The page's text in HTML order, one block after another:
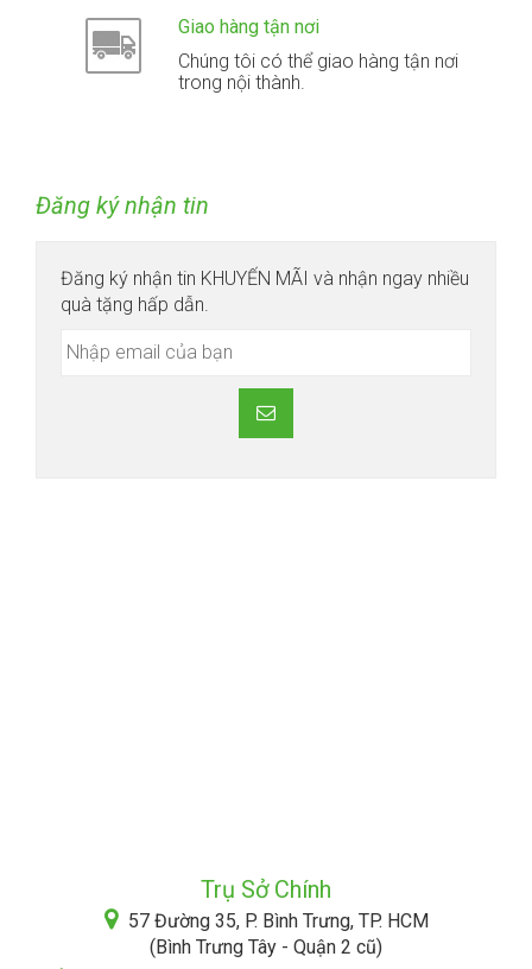
Giao hàng tận nơi
Chúng tôi có thể giao hàng tận nơi
trong nội thành.
Đăng ký nhận tin
Đăng ký nhận tin KHUYẾN MÃI và nhận ngay nhiều
quà tặng hấp dẫn.
Trụ Sở Chính
57 Đường 35, P. Bình Trưng, TP. HCM
(Bình Trưng Tây - Quận 2 cũ)